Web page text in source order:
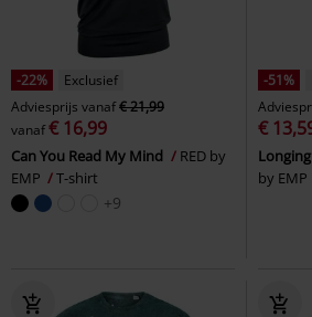
-22%
Exclusief
Adviesprijs vanaf€ 21,99
vanaf€ 16,99
Can You Read My Mind
RED by
EMP
T-shirt
+9
-51%
€
by EMP